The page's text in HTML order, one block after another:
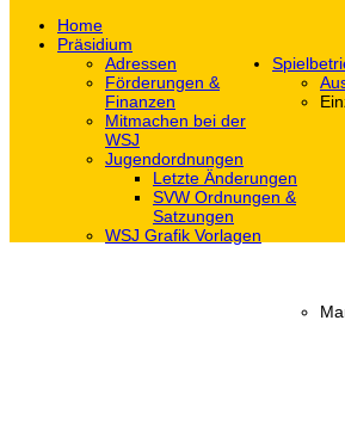
Home
Präsidium
Adressen
Förderungen &
Finanzen
Mitmachen bei der
WSJ
Jugendordnungen
Letzte Änderungen
SVW Ordnungen &
Satzungen
WSJ Grafik Vorlagen